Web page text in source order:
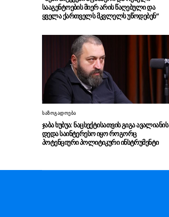
სააგენტოების მიერ არის წაღებული და
ყველა ქართველს მკვლელს უწოდებენ”
საზოგადოება
ჯაბა ხუბუა: ნაცსექტისათვის გიგა ავალიანის
დედა საინტერესო იყო როგორც
პოტენციური პოლიტიკური ინსტრუმენტი